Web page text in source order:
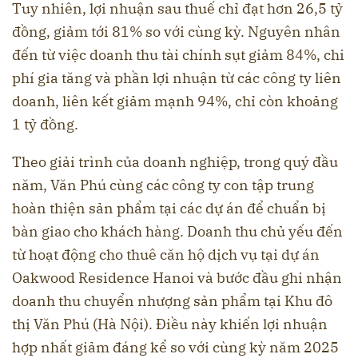
Tuy nhiên, lợi nhuận sau thuế chỉ đạt hơn 26,5 tỷ
đồng, giảm tới 81% so với cùng kỳ. Nguyên nhân
đến từ việc doanh thu tài chính sụt giảm 84%, chi
phí gia tăng và phần lợi nhuận từ các công ty liên
doanh, liên kết giảm mạnh 94%, chỉ còn khoảng
1 tỷ đồng.
Theo giải trình của doanh nghiệp, trong quý đầu
năm, Văn Phú cùng các công ty con tập trung
hoàn thiện sản phẩm tại các dự án để chuẩn bị
bàn giao cho khách hàng. Doanh thu chủ yếu đến
từ hoạt động cho thuê căn hộ dịch vụ tại dự án
Oakwood Residence Hanoi và bước đầu ghi nhận
doanh thu chuyển nhượng sản phẩm tại Khu đô
thị Văn Phú (Hà Nội). Điều này khiến lợi nhuận
hợp nhất giảm đáng kể so với cùng kỳ năm 2025